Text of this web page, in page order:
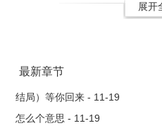
展开
最新章节
结局）等你回来 - 11-19
怎么个意思 - 11-19